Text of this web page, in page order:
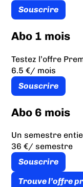
Souscrire
Abo 1 mois
Testez l’offre
6.5 €/ mois
Souscrire
Abo 6 mois
Un semestre
36 €/ semestre
Souscrire
Trouve l’offre